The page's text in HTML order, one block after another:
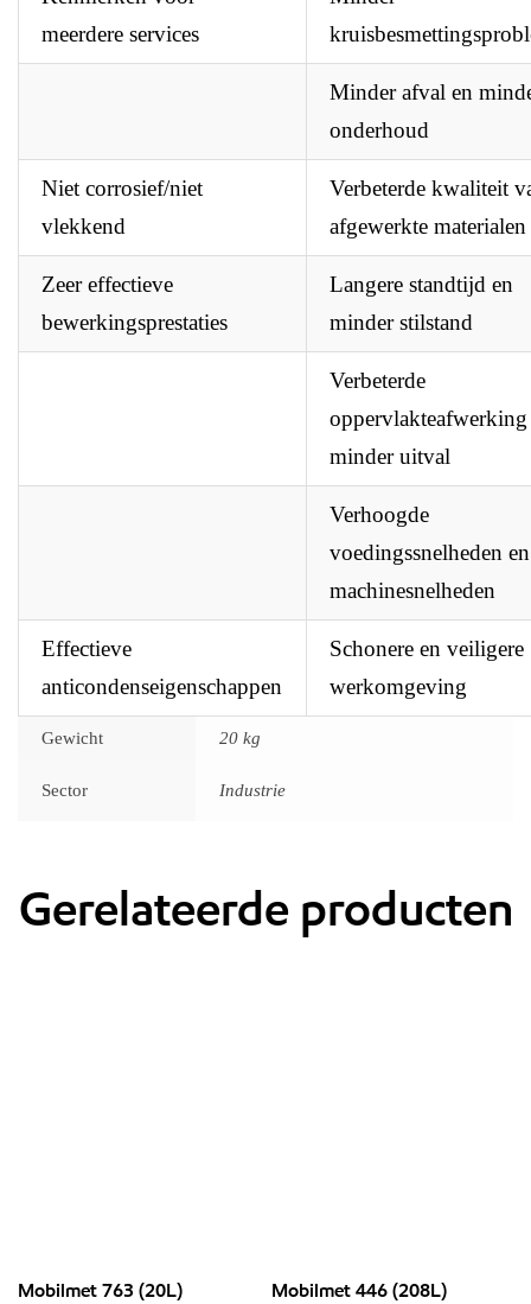
meerdere services
Minder afval en
onderhoud
Niet corrosief/niet
vlekkend
Verbeterde kwaliteit
afgewerkte materialen
Zeer effectieve
bewerkingsprestaties
Langere standtijd en
minder stilstand
Verbeterde
oppervlakteafwerking
minder uitval
Verhoogde
voedingssnelheden en
machinesnelheden
Effectieve
anticondenseigenschappen
Schonere en veiligere
werkomgeving
Gewicht 20 kg
Sector Industrie
Gerelateerde producten
Mobilmet 763 (20L) Mobilmet 446 (208L)